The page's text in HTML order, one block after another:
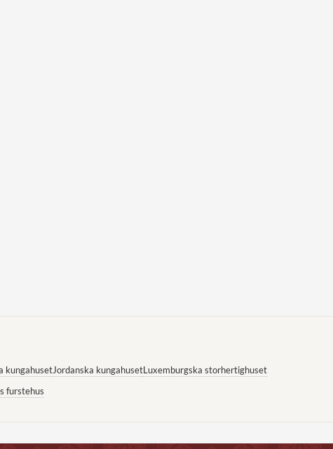
kungahusetJordanska kungahusetLuxemburgska storhertighuset
furstehus